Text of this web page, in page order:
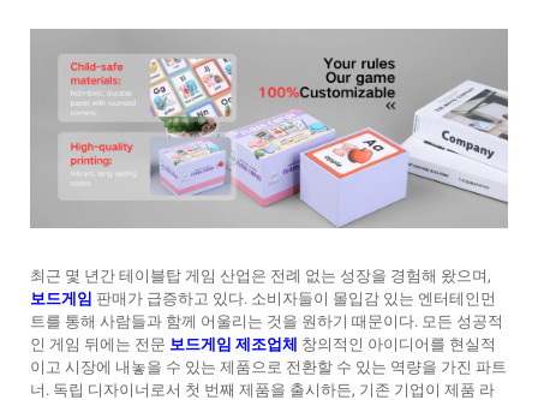
최근 몇 년간 테이블탑 게임 산업은 전례 없는 성장을 경험해 왔으며,
보드게임 판매가 급증하고 있다. 소비자들이 몰입감 있는 엔터테인먼
트를 통해 사람들과 함께 어울리는 것을 원하기 때문이다. 모든 성공적
인 게임 뒤에는 전문 보드게임 제조업체 창의적인 아이디어를 현실적
이고 시장에 내놓을 수 있는 제품으로 전환할 수 있는 역량을 가진 파트
너. 독립 디자이너로서 첫 번째 제품을 출시하든, 기존 기업이 제품 라